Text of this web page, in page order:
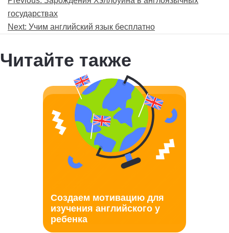
по
записям
государствах
Next: Учим английский язык бесплатно
Читайте также
Создаем мотивацию для
изучения английского у
ребенка